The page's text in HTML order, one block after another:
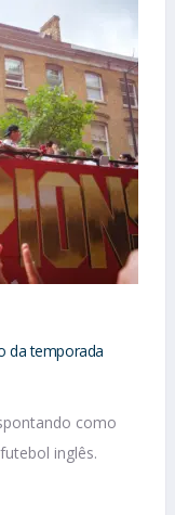
da temporada
como
inglês.